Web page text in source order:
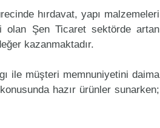
hırdavat, yapı malzemeleri
Şen Ticaret sektörde artan
kazanmaktadır.
ile müşteri memnuniyetini daima
hazır ürünler sunarken;